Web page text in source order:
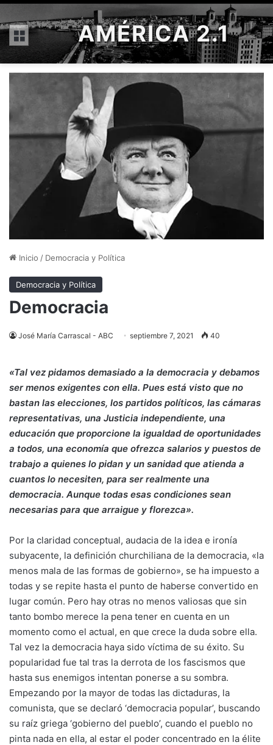
Menú AMÉRICA 2.1
Inicio / Democracia y Política
Democracia y Política
Democracia
José María Carrascal - ABC septiembre 7, 2021 40
«Tal vez pidamos demasiado a la democracia y debamos
ser menos exigentes con ella. Pues está visto que no
bastan las elecciones, los partidos políticos, las cámaras
representativas, una Justicia independiente, una
educación que proporcione la igualdad de oportunidades
a todos, una economía que ofrezca salarios y puestos de
trabajo a quienes lo pidan y un sanidad que atienda a
cuantos lo necesiten, para ser realmente una
democracia. Aunque todas esas condiciones sean
necesarias para que arraigue y florezca».
Por la claridad conceptual, audacia de la idea e ironía
subyacente, la definición churchiliana de la democracia, «la
menos mala de las formas de gobierno», se ha impuesto a
todas y se repite hasta el punto de haberse convertido en
lugar común. Pero hay otras no menos valiosas que sin
tanto bombo merece la pena tener en cuenta en un
momento como el actual, en que crece la duda sobre ella.
Tal vez la democracia haya sido víctima de su éxito. Su
popularidad fue tal tras la derrota de los fascismos que
hasta sus enemigos intentan ponerse a su sombra.
Empezando por la mayor de todas las dictaduras, la
comunista, que se declaró ‘democracia popular’, buscando
su raíz griega ‘gobierno del pueblo’, cuando el pueblo no
pinta nada en ella, al estar el poder concentrado en la élite